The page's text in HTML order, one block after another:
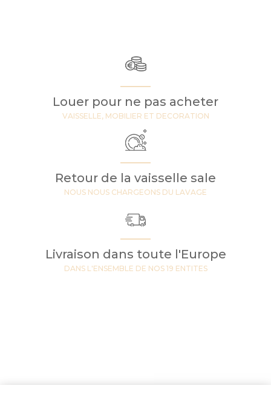
Louer pour ne pas acheter
VAISSELLE, MOBILIER ET DECORATION
Retour de la vaisselle sale
NOUS NOUS CHARGEONS DU LAVAGE
Livraison dans toute l'Europe
DANS L'ENSEMBLE DE NOS 19 ENTITES